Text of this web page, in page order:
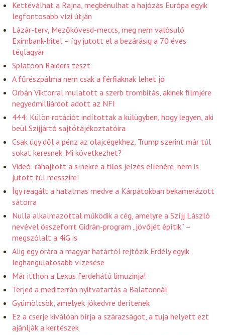
Kettéválhat a Rajna, megbénulhat a hajózás Európa egyik
legfontosabb vízi útján
Lázár-terv, Mezőkövesd-meccs, meg nem valósuló
Eximbank-hitel – így jutott el a bezárásig a 70 éves
téglagyár
Splatoon Raiders teszt
A fűrészpálma nem csak a férfiaknak lehet jó
Orbán Viktorral mulatott a szerb trombitás, akinek filmjére
negyedmilliárdot adott az NFI
444: Külön rotációt indítottak a külügyben, hogy legyen, aki
beül Szijjártó sajtótájékoztatóira
Csak úgy dől a pénz az olajcégekhez, Trump szerint már túl
sokat keresnek. Mi következhet?
Videó: ráhajtott a sínekre a tilos jelzés ellenére, nem is
jutott túl messzire!
Így reagált a hatalmas medve a Kárpátokban bekamerázott
sátorra
Nulla alkalmazottal működik a cég, amelyre a Szíjj László
nevével összeforrt Gidrán-program „jövőjét építik” –
megszólalt a 4iG is
Alig egy órára a magyar határtól rejtőzik Erdély egyik
leghangulatosabb vízesése
Már itthon a Lexus ferdehátú limuzinja!
Terjed a mediterrán nyitvatartás a Balatonnál
Gyümölcsök, amelyek jókedvre derítenek
Ez a cserje kiválóan bírja a szárazságot, a tuja helyett ezt
ajánlják a kertészek